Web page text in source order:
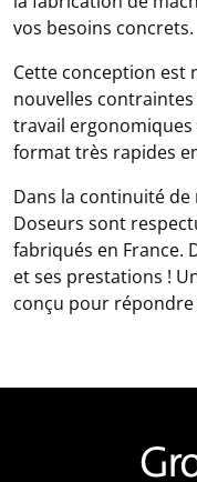
vos besoins concrets.
Cette conception est
nouvelles
travail
format très rapides
Dans la continuité de
Doseurs sont
fabriqués en France.
et ses prestations !
conçu pour répondre